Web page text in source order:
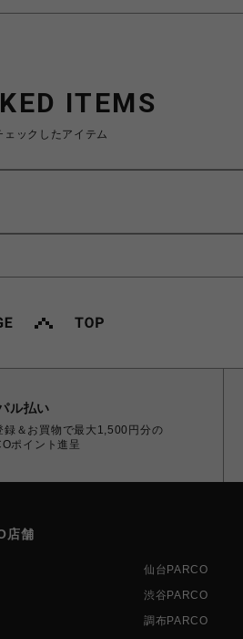
ITEMS
ェックしたアイテム
ル払い
録＆お買物で最大1,500円分の
ポイント進呈
店舗
仙台PARCO
渋谷PARCO
調布PARCO